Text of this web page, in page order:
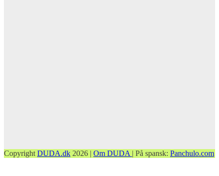
Copyright DUDA.dk 2026 | Om DUDA | På spansk: Panchulo.com